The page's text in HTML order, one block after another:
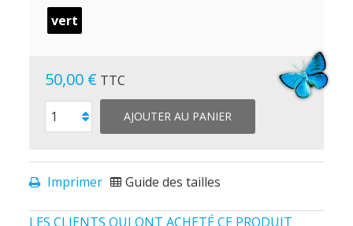
vert
50,00 € TTC
AJOUTER AU PANIER
Imprimer Guide des tailles
LES CLIENTS QUI ONT ACHETÉ CE PRODUIT